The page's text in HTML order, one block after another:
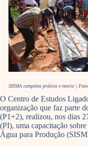
SISMA completa prática e teoria |
O Centro de Estudos
organização que faz parte
(P1+2), realizou, nos dias
(PI), uma capacitação
Água para Produção